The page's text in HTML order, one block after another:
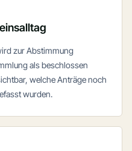
zur Abstimmung
als beschlossen
welche Anträge noch
wurden.